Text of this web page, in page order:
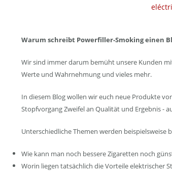
Warum schreibt Powerfiller-Smoking einen
Wir sind immer darum bemüht unsere Kunden
Werte und Wahrnehmung und vieles mehr.
In diesem Blog wollen wir euch neue Produkte
Stopfvorgang Zweifel an Qualität und Ergebnis -
Unterschiedliche Themen werden beispielsweise
Wie kann man noch bessere Zigaretten noch
Worin liegen tatsächlich die Vorteile elektrischer